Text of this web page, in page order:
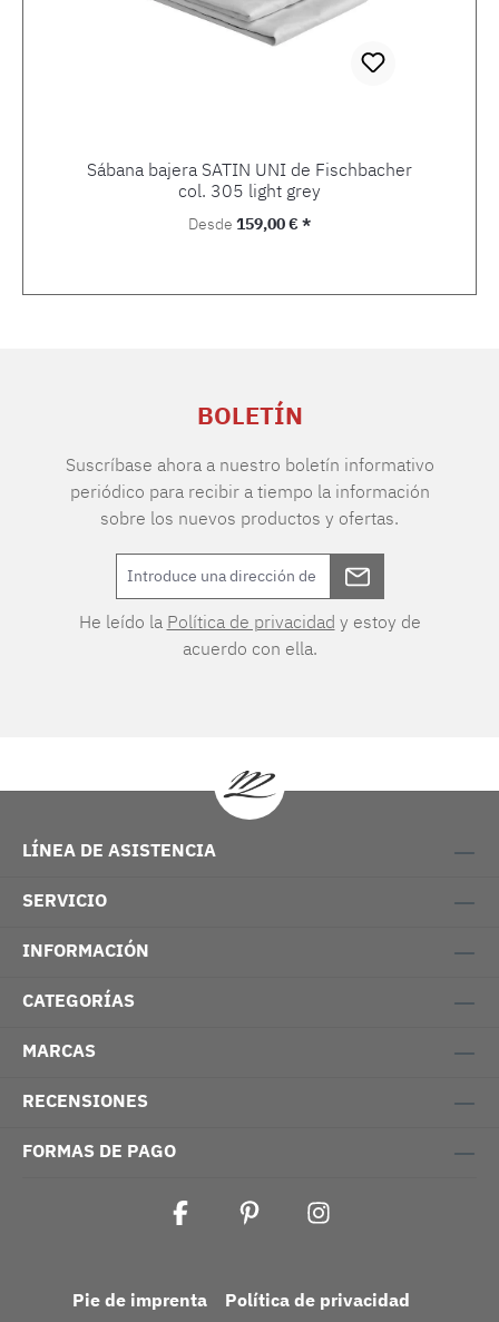
Sábana bajera SATIN UNI de Fischbacher
col. 305 light grey
Precio normal:
Desde 159,00 € *
BOLETÍN
Suscríbase ahora a nuestro boletín informativo
periódico para recibir a tiempo la información
sobre los nuevos productos y ofertas.
He leído la Política de privacidad y estoy de
acuerdo con ella.
LÍNEA DE ASISTENCIA
SERVICIO
INFORMACIÓN
CATEGORÍAS
MARCAS
RECENSIONES
FORMAS DE PAGO
Pie de imprenta Política de privacidad